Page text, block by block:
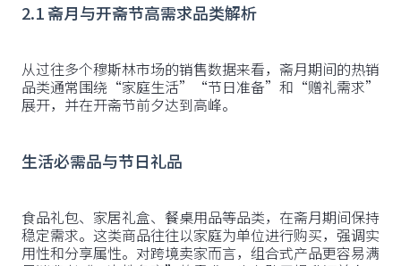
2.1 斋月与开斋节高需求品类解析
从过往多个穆斯林市场的销售数据来看，斋月期间的热销
品类通常围绕“家庭生活”“节日准备”和“赠礼需求”
展开，并在开斋节前夕达到高峰。
生活必需品与节日礼品
食品礼包、家居礼盒、餐桌用品等品类，在斋月期间保持
稳定需求。这类商品往往以家庭为单位进行购买，强调实
用性和分享属性。对跨境卖家而言，组合式产品更容易满